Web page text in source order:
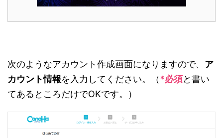
次のようなアカウント作成画面になりますので、 ア
カウント情報を入力してください。（*必須と書い
てあるところだけでOKです。）